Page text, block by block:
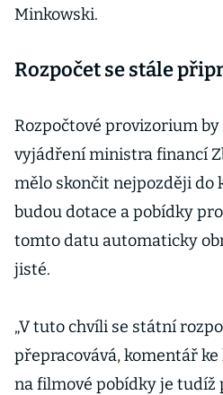
Minkowski.
Rozpočet se stále
Rozpočtové provizorium
vyjádření ministra financí
mělo skončit nejpozději do
budou dotace a pobídky
tomto datu automaticky
jisté.
„V tuto chvíli se státní
přepracovává, komentář
na filmové pobídky je tudíž